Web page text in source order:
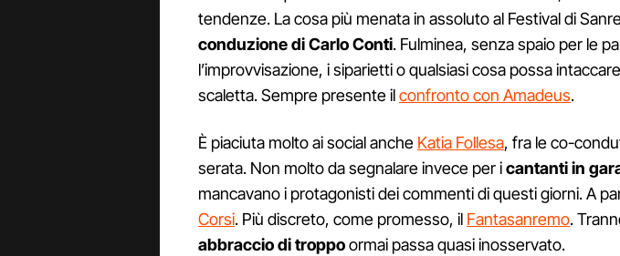
tendenze. La cosa più menata in assoluto al Festival di
conduzione di Carlo Conti. Fulminea, senza spaio per le
l’improvvisazione, i siparietti o qualsiasi cosa possa
scaletta. Sempre presente ilconfronto con Amadeus.
È piaciuta molto ai social anche Katia Follesa, fra le co-
serata. Non molto da segnalare invece per icantanti in
mancavano i protagonisti dei commenti di questi giorni. A
Corsi. Più discreto, come promesso, il Fantasanremo.
abbraccio di troppoormai passa quasi inosservato.